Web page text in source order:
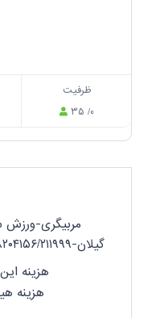
ظرفیت
۳۵ /۰
گیلان-۱۴۰۵۵۱۸۲۰۴۱۵۶/۲۱۱۹۹۹ ۱۴۰۵۵۱۸۲۰۴۱۵۶/۲۱۱۹۹۹
هزینه این
هزینه هیئت: